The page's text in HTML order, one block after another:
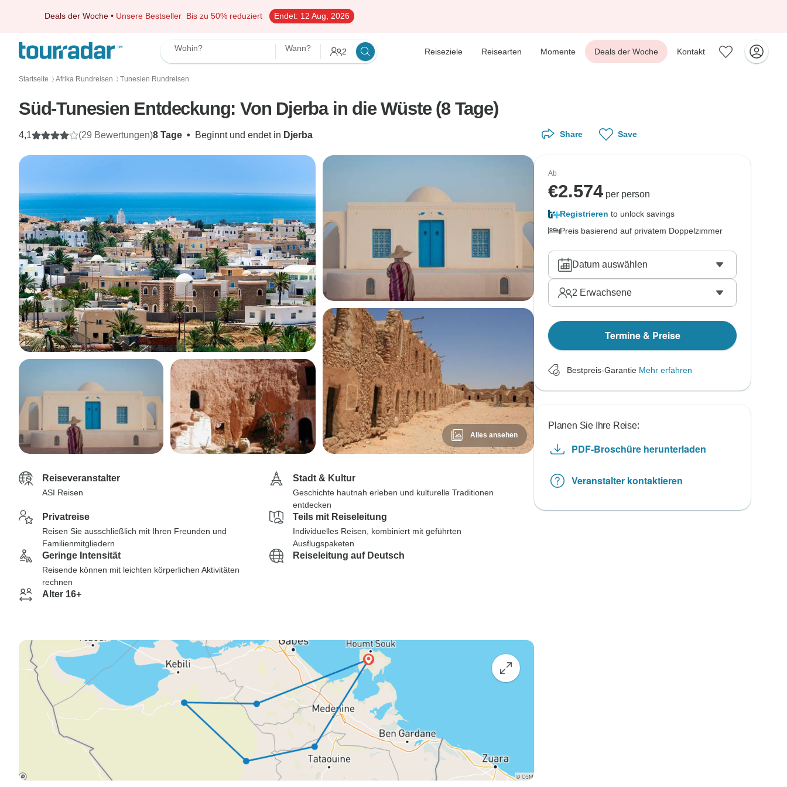
Deals der Woche • Unsere Bestseller Bis zu 50% reduziert Endet: 12 Aug, 2026
Wohin? Wann? 2 Reiseziele Reisearten Momente Deals der Woche Kontakt
Startseite 〉 Afrika Rundreisen 〉 Tunesien Rundreisen
Süd-Tunesien Entdeckung: Von Djerba in die Wüste (8 Tage)
8 Tage • Beginnt und endet in Djerba
4,1 (29 Bewertungen)
Alles ansehen
Reiseveranstalter
ASI Reisen
Stadt & Kultur
Geschichte hautnah erleben und kulturelle Traditionen
entdecken
Privatreise
Reisen Sie ausschließlich mit Ihren Freunden und
Familienmitgliedern
Teils mit Reiseleitung
Individuelles Reisen, kombiniert mit geführten
Ausflugspaketen
Geringe Intensität
Reisende können mit leichten körperlichen Aktivitäten
rechnen
Reiseleitung auf Deutsch
Alter 16+
Share Save
Ab
€2.574 per person
Registrieren to unlock savings
Preis basierend auf privatem Doppelzimmer
Datum auswählen
2 Erwachsene
Termine & Preise
Bestpreis-Garantie Mehr erfahren
Planen Sie Ihre Reise:
PDF-Broschüre herunterladen
Veranstalter kontaktieren